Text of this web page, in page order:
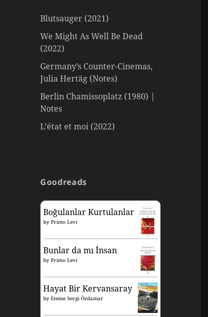
Blutsauger (2021)
We Might As Well Be Dead
(2022)
Germany’s Counter-Cinemas,
Julia Hertäg (Notes)
Berlin Chamissoplatz (1980) |
Notes
L’état et moi (2022)
Goodreads
Boğulanlar Kurtulanlar
byPrimo Levi
Bunlar da mı İnsan
byPrimo Levi
Hayat Bir Kervansaray
byEmine Sevgi Özdamar